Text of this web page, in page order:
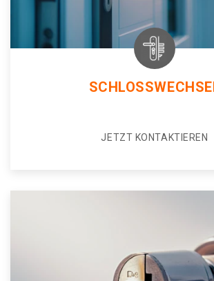
JETZT KONTAKTIEREN